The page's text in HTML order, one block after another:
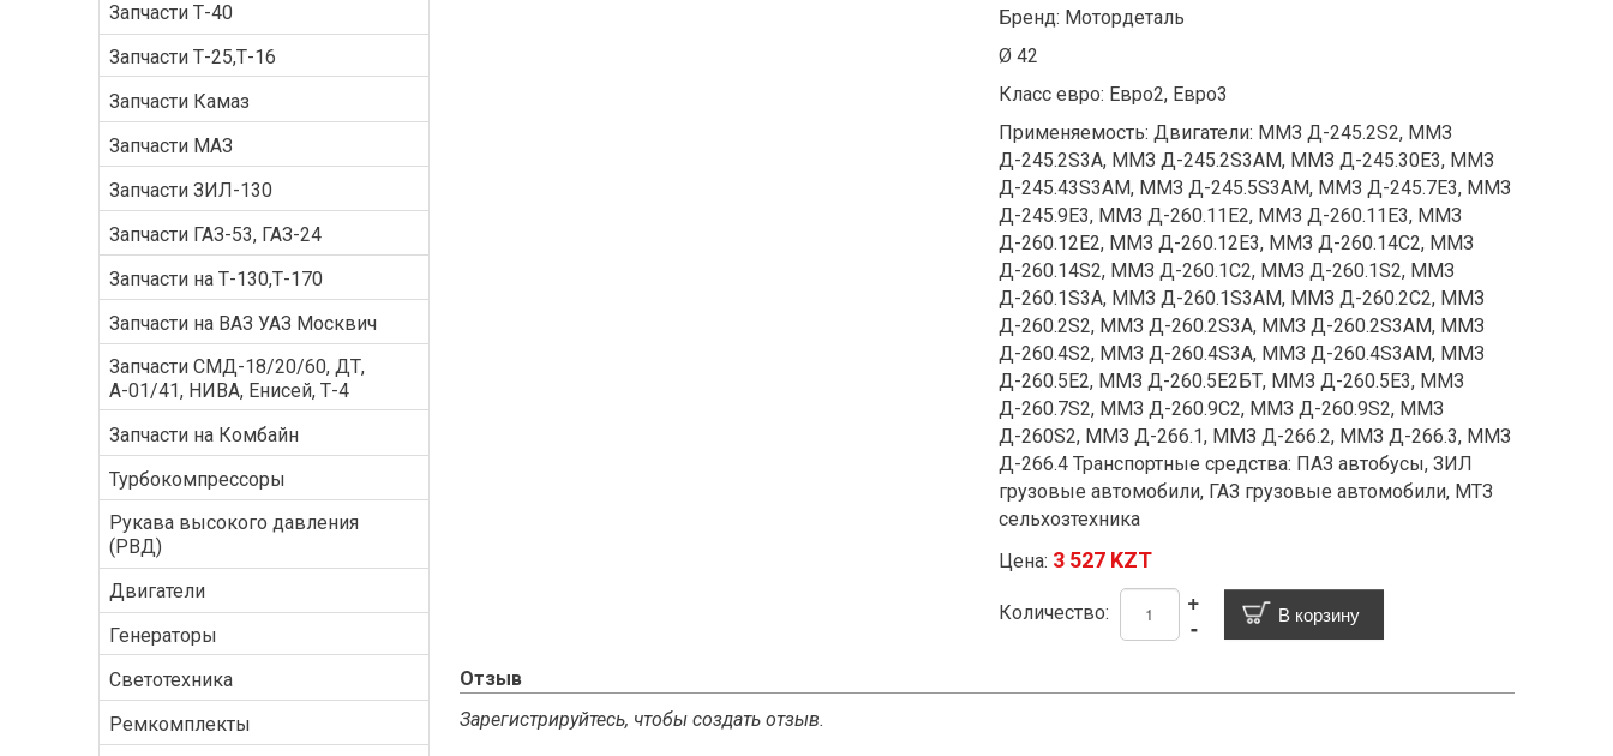
Запчасти Т-40
Запчасти Т-25,Т-16
Запчасти Камаз
Запчасти МАЗ
Запчасти ЗИЛ-130
Запчасти ГАЗ-53, ГАЗ-24
Запчасти на Т-130,Т-170
Запчасти на ВАЗ УАЗ Москвич
Запчасти СМД-18/20/60, ДТ,
А-01/41, НИВА, Енисей, Т-4
Запчасти на Комбайн
Турбокомпрессоры
Рукава высокого давления
(РВД)
Двигатели
Генераторы
Светотехника
Ремкомплекты
Бренд: Мотордеталь
Ø 42
Класс евро: Евро2, Евро3
Применяемость: Двигатели: ММЗ Д-245.2S2, ММЗ
Д-245.2S3A, ММЗ Д-245.2S3AM, ММЗ Д-245.30E3, ММЗ
Д-245.43S3AM, ММЗ Д-245.5S3AM, ММЗ Д-245.7Е3, ММЗ
Д-245.9Е3, ММЗ Д-260.11E2, ММЗ Д-260.11Е3, ММЗ
Д-260.12Е2, ММЗ Д-260.12Е3, ММЗ Д-260.14C2, ММЗ
Д-260.14S2, ММЗ Д-260.1C2, ММЗ Д-260.1S2, ММЗ
Д-260.1S3А, ММЗ Д-260.1S3АМ, ММЗ Д-260.2C2, ММЗ
Д-260.2S2, ММЗ Д-260.2S3A, ММЗ Д-260.2S3AМ, ММЗ
Д-260.4S2, ММЗ Д-260.4S3A, ММЗ Д-260.4S3AM, ММЗ
Д-260.5E2, ММЗ Д-260.5E2БТ, ММЗ Д-260.5E3, ММЗ
Д-260.7S2, ММЗ Д-260.9C2, ММЗ Д-260.9S2, ММЗ
Д-260S2, ММЗ Д-266.1, ММЗ Д-266.2, ММЗ Д-266.3, ММЗ
Д-266.4 Транспортные средства: ПАЗ автобусы, ЗИЛ
грузовые автомобили, ГАЗ грузовые автомобили, МТЗ
сельхозтехника
Цена: 3 527 KZT
Количество: -
+
Отзыв
Зарегистрируйтесь, чтобы создать отзыв.